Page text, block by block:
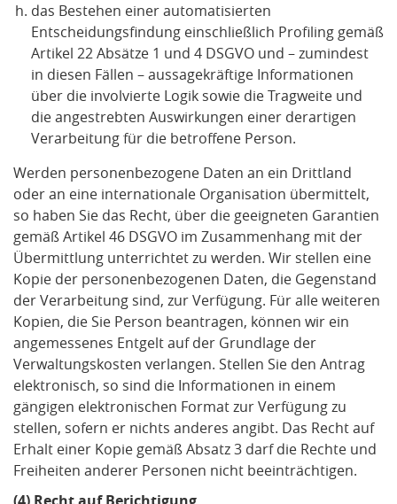
das Bestehen einer automatisierten
Entscheidungsfindung einschließlich Profiling gemäß
Artikel 22 Absätze 1 und 4 DSGVO und – zumindest
in diesen Fällen – aussagekräftige Informationen
über die involvierte Logik sowie die Tragweite und
die angestrebten Auswirkungen einer derartigen
Verarbeitung für die betroffene Person.
Werden personenbezogene Daten an ein Drittland
oder an eine internationale Organisation übermittelt,
so haben Sie das Recht, über die geeigneten Garantien
gemäß Artikel 46 DSGVO im Zusammenhang mit der
Übermittlung unterrichtet zu werden. Wir stellen eine
Kopie der personenbezogenen Daten, die Gegenstand
der Verarbeitung sind, zur Verfügung. Für alle weiteren
Kopien, die Sie Person beantragen, können wir ein
angemessenes Entgelt auf der Grundlage der
Verwaltungskosten verlangen. Stellen Sie den Antrag
elektronisch, so sind die Informationen in einem
gängigen elektronischen Format zur Verfügung zu
stellen, sofern er nichts anderes angibt. Das Recht auf
Erhalt einer Kopie gemäß Absatz 3 darf die Rechte und
Freiheiten anderer Personen nicht beeinträchtigen.